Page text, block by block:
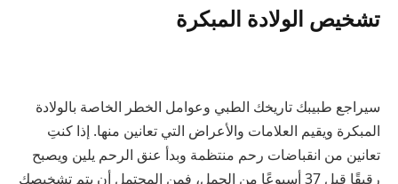
تشخيص الولادة المبكرة
سيراجع طبيبك تاريخك الطبي وعوامل الخطر الخاصة بالولادة
المبكرة ويقيم العلامات والأعراض التي تعانين منها. إذا كنتِ
تعانين من انقباضات رحم منتظمة وبدأ عنق الرحم يلين ويصبح
رقيقًا قبل 37 أسبوعًا من الحمل، فمن المحتمل أن يتم تشخيصك